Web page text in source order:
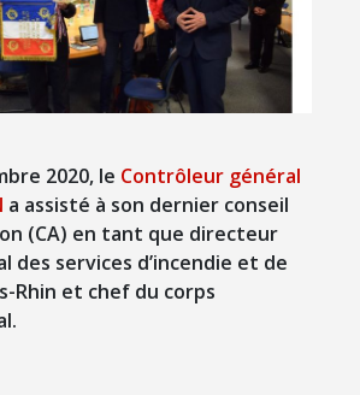
2020, le Contrôleur général
a assisté à son dernier conseil
(CA) en tant que directeur
des services d’incendie et de
Rhin et chef du corps